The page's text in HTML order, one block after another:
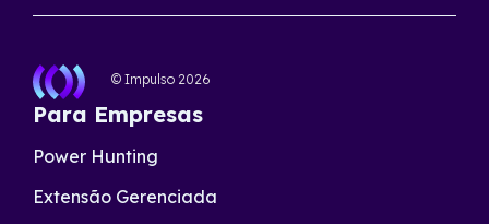
© Impulso 2026
Para Empresas
Power Hunting
Extensão Gerenciada